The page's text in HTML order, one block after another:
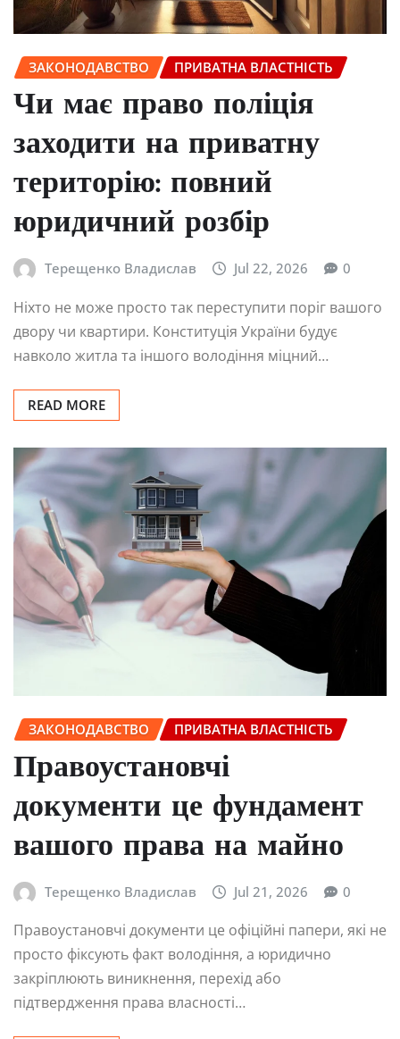
ЗАКОНОДАВСТВО ПРИВАТНА ВЛАСТНІСТЬ
Чи має право поліція
заходити на приватну
територію: повний
юридичний розбір
Терещенко Владислав Jul 22, 2026 0
Ніхто не може просто так переступити поріг вашого
двору чи квартири. Конституція України будує
навколо житла та іншого володіння міцний…
READ MORE
ЗАКОНОДАВСТВО ПРИВАТНА ВЛАСТНІСТЬ
Правоустановчі
документи це фундамент
вашого права на майно
Терещенко Владислав Jul 21, 2026 0
Правоустановчі документи це офіційні папери, які не
просто фіксують факт володіння, а юридично
закріплюють виникнення, перехід або
підтвердження права власності…